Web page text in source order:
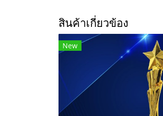
สินค้าเกี่ยวข้อง
New